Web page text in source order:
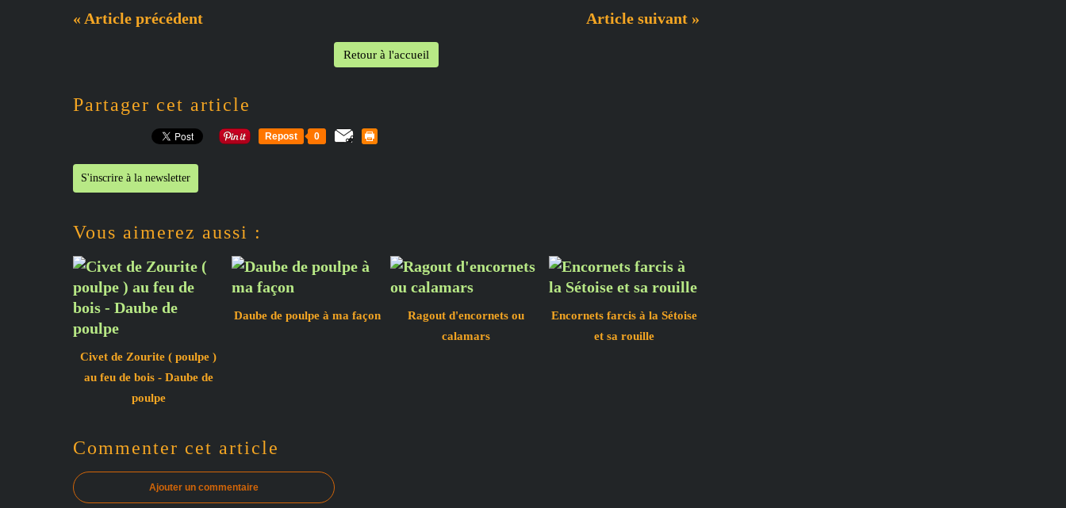
« Article précédent Article suivant »
Retour à l'accueil
Partager cet article
Repost 0
S'inscrire à la newsletter
Vous aimerez aussi :
Civet de Zourite ( poulpe )
au feu de bois - Daube de
poulpe
Daube de poulpe à ma façon
Ragout d'encornets ou
calamars
Encornets farcis à la Sétoise
et sa rouille
Commenter cet article
Ajouter un commentaire